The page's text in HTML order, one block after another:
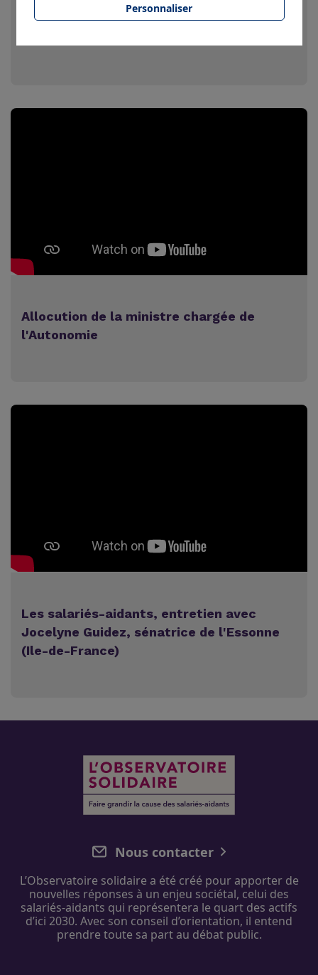
Les salariés-aidants, entretiens avec des
Allocution de la ministre chargée de
l'Autonomie
Les salariés-aidants, entretien avec
Jocelyne Guidez, sénatrice de l'Essonne
(Ile-de-France)
Nous contacter
L’Observatoire solidaire a été créé pour apporter de
nouvelles réponses à un enjeu sociétal, celui des
salariés-aidants qui représentera le quart des actifs
d’ici 2030. Avec son conseil d’orientation, il entend
prendre toute sa part au débat public.
Personnaliser